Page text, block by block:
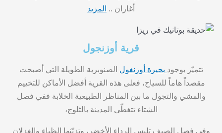
أغاران .. المزيد
قرية أوزنجول
تتميّز بوجود بحيرة أوزنغول الصنوبرية الطويلة التي أصبحت
مقصداً هاماً للسياح، فعلى هذه القرية أفضل الأماكن للتخييم
والمشي والتجول ما بين المناظر الطبيعية الخلابة ففي فصل
الشتاء تتغطّى المدينة بالثلوج،
وفي فصل الصيف تلبس الرداء الأخضر، وتزيّنها الظباء والغزلان